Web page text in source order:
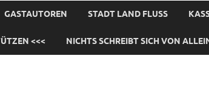
GASTAUTOREN STADT LAND FLUSS
<<< NICHTS SCHREIBT SICH VON